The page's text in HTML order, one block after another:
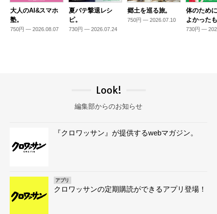
大人のAI&スマホ
塾。
750円 — 2026.08.07
夏バテ撃退レシ
ピ。
730円 — 2026.07.24
郷土を巡る旅。
750円 — 2026.07.10
体のため
よかった
730円 —
Look!
編集部からのお知らせ
『クロワッサン』が提供するwebマガジン。
アプリ
クロワッサンの定期購読ができるアプリ登場！